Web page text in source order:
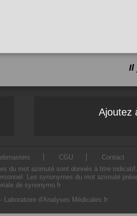
Il
Ajoutez
CGU
Contact
du mot azimuté sont donnés à titre
Les synonymes du mot azimuté
de synonymo.fr
- Laboratoire d'Analyses Médicales.fr